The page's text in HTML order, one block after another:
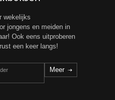
wekelijks
jongens en meiden in
Ook eens uitproberen
een keer langs!
Meer